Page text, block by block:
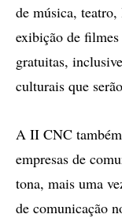
de música,
exibição de filmes
gratuitas,
culturais que
A II CNC
empresas de
tona, mais uma
de comunicação